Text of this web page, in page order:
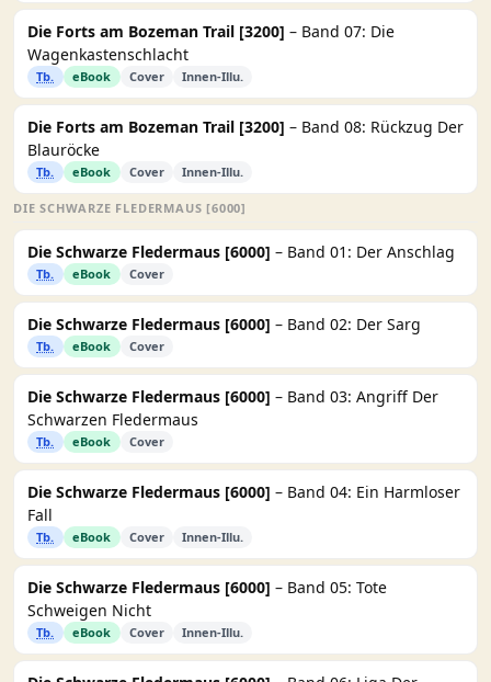
Die Forts am Bozeman Trail [3200] – Band 07: Die
Wagenkastenschlacht
Tb. eBook Cover Innen-Illu.
Die Forts am Bozeman Trail [3200] – Band 08: Rückzug Der
Blauröcke
Tb. eBook Cover Innen-Illu.
DIE SCHWARZE FLEDERMAUS [6000]
Die Schwarze Fledermaus [6000] – Band 01: Der Anschlag
Tb. eBook Cover
Die Schwarze Fledermaus [6000] – Band 02: Der Sarg
Tb. eBook Cover
Die Schwarze Fledermaus [6000] – Band 03: Angriff Der
Schwarzen Fledermaus
Tb. eBook Cover
Die Schwarze Fledermaus [6000] – Band 04: Ein Harmloser
Fall
Tb. eBook Cover Innen-Illu.
Die Schwarze Fledermaus [6000] – Band 05: Tote
Schweigen Nicht
Tb. eBook Cover Innen-Illu.